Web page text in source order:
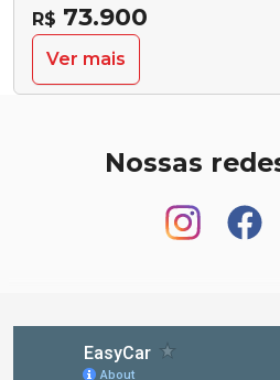
R$ 73.900
Ver mais
Nossas